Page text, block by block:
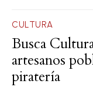
CULTURA
Busca
artesanos
piratería